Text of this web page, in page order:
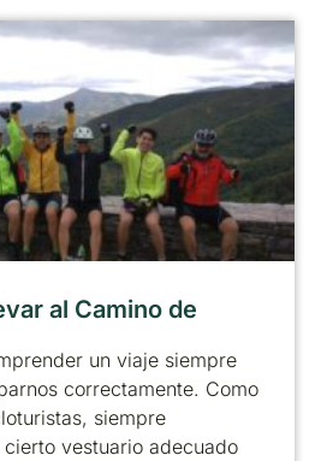
al Camino de
un viaje siempre
correctamente. Como
siempre
vestuario adecuado